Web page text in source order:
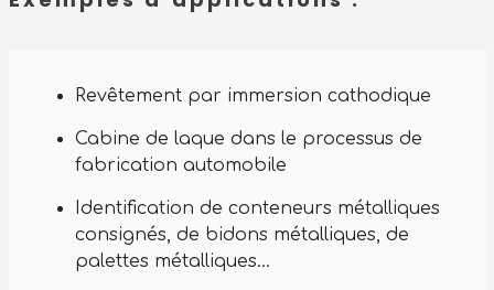
Revêtement par immersion cathodique
Cabine de laque dans le processus de
fabrication automobile
Identification de conteneurs métalliques
consignés, de bidons métalliques, de
palettes métalliques…